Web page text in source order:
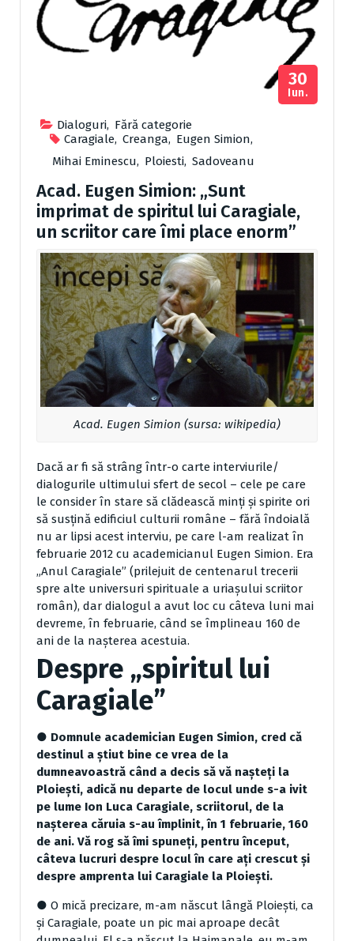
Dialoguri, Fără categorie
Caragiale, Creanga, Eugen Simion,
Mihai Eminescu, Ploiesti, Sadoveanu
30
Iun.
Acad. Eugen Simion: „Sunt
imprimat de spiritul lui Caragiale,
un scriitor care îmi place enorm”
Acad. Eugen Simion (sursa: wikipedia)
Dacă ar fi să strâng într-o carte interviurile/
dialogurile ultimului sfert de secol – cele pe care
le consider în stare să clădească minți și spirite ori
să susțină edificiul culturii române – fără îndoială
nu ar lipsi acest interviu, pe care l-am realizat în
februarie 2012 cu academicianul Eugen Simion. Era
„Anul Caragiale” (prilejuit de centenarul trecerii
spre alte universuri spirituale a uriașului scriitor
român), dar dialogul a avut loc cu câteva luni mai
devreme, în februarie, când se împlineau 160 de
ani de la nașterea acestuia.
Despre „spiritul lui
Caragiale”
● Domnule academician Eugen Simion, cred că
destinul a știut bine ce vrea de la
dumneavoastră când a decis să vă nașteți la
Ploiești, adică nu departe de locul unde s-a ivit
pe lume Ion Luca Caragiale, scriitorul, de la
nașterea căruia s-au împlinit, în 1 februarie, 160
de ani. Vă rog să îmi spuneți, pentru început,
câteva lucruri despre locul în care ați crescut și
despre amprenta lui Caragiale la Ploiești.
● O mică precizare, m-am născut lângă Ploiești, ca
și Caragiale, poate un pic mai aproape decât